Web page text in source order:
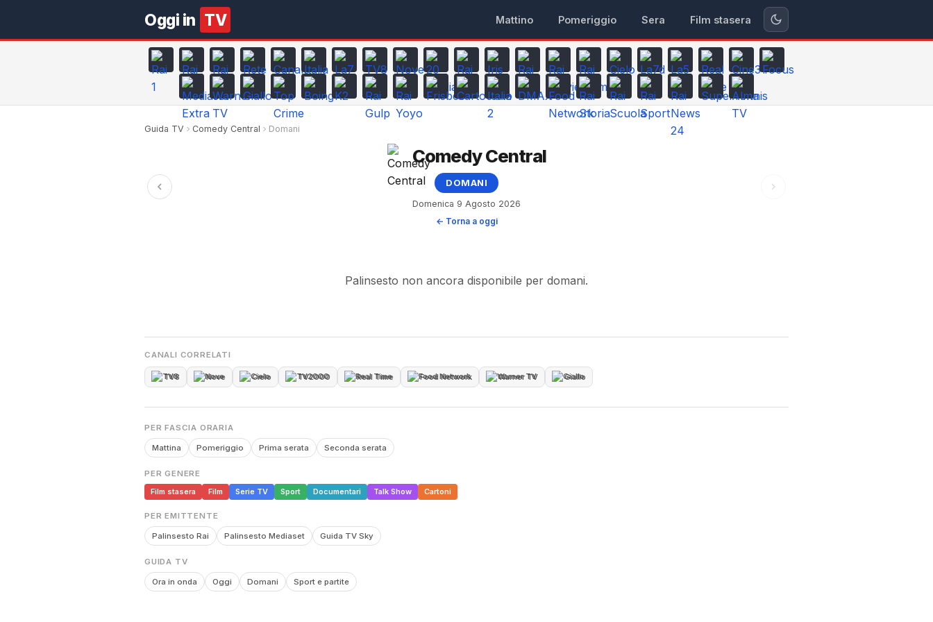
Oggi in TV Mattino Pomeriggio Sera Film stasera
Guida TV Comedy Central Domani
Comedy Central
DOMANI
Domenica 9 Agosto 2026
← Torna a oggi
Palinsesto non ancora disponibile per domani.
CANALI CORRELATI
TV8 Nove Cielo TV2000 Real Time Food Network Warner TV Giallo
PER FASCIA ORARIA
Mattina Pomeriggio Prima serata Seconda serata
PER GENERE
Film stasera
Film Serie TV Sport Documentari Talk Show Cartoni
PER EMITTENTE
Palinsesto Rai Palinsesto Mediaset Guida TV Sky
GUIDA TV
Ora in onda Oggi Domani Sport e partite